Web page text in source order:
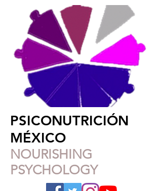
PSICONUTRICIÓN
MÉXICO
NOURISHING
PSYCHOLOGY